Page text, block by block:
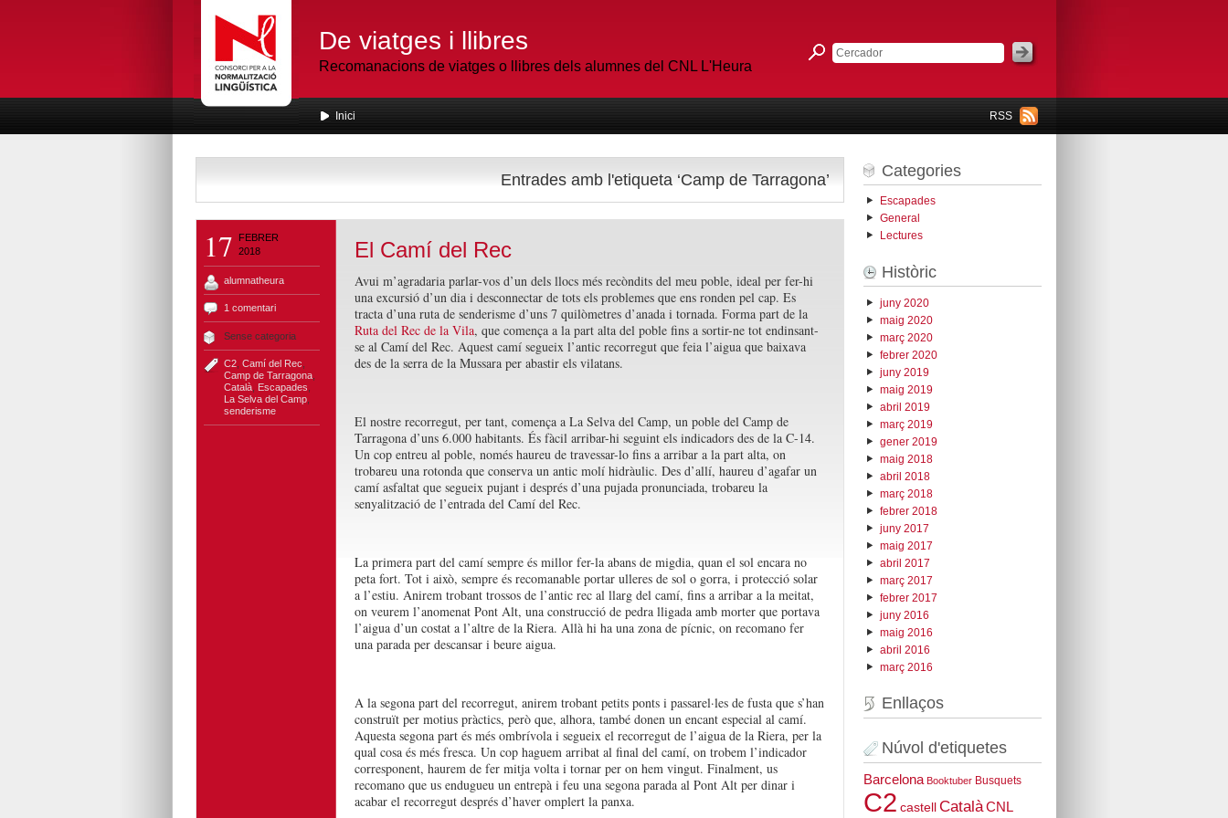
De viatges i llibres
Recomanacions de viatges o llibres dels alumnes del CNL L'Heura
RSS
Inici
Entrades amb l'etiqueta ‘Camp de Tarragona’
17
FEBRER
2018
alumnatheura
1 comentari
Sense categoria
C2, Camí del Rec
Camp de Tarragona,
Català, Escapades
La Selva del Camp,
senderisme
El Camí del Rec
Avui m’agradaria parlar-vos d’un dels llocs més recòndits del meu poble, ideal per fer-hi
una excursió d’un dia i desconnectar de tots els problemes que ens ronden pel cap. Es
tracta d’una ruta de senderisme d’uns 7 quilòmetres d’anada i tornada. Forma part de la
Ruta del Rec de la Vila, que comença a la part alta del poble fins a sortir-ne tot endinsant-
se al Camí del Rec. Aquest camí segueix l’antic recorregut que feia l’aigua que baixava
des de la serra de la Mussara per abastir els vilatans.
El nostre recorregut, per tant, comença a La Selva del Camp, un poble del Camp de
Tarragona d’uns 6.000 habitants. És fàcil arribar-hi seguint els indicadors des de la C-14.
Un cop entreu al poble, només haureu de travessar-lo fins a arribar a la part alta, on
trobareu una rotonda que conserva un antic molí hidràulic. Des d’allí, haureu d’agafar un
camí asfaltat que segueix pujant i després d’una pujada pronunciada, trobareu la
senyalització de l’entrada del Camí del Rec.
La primera part del camí sempre és millor fer-la abans de migdia, quan el sol encara no
peta fort. Tot i això, sempre és recomanable portar ulleres de sol o gorra, i protecció solar
a l’estiu. Anirem trobant trossos de l’antic rec al llarg del camí, fins a arribar a la meitat,
on veurem l’anomenat Pont Alt, una construcció de pedra lligada amb morter que portava
l’aigua d’un costat a l’altre de la Riera. Allà hi ha una zona de pícnic, on recomano fer
una parada per descansar i beure aigua.
A la segona part del recorregut, anirem trobant petits ponts i passarel·les de fusta que s’han
construït per motius pràctics, però que, alhora, també donen un encant especial al camí.
Aquesta segona part és més ombrívola i segueix el recorregut de l’aigua de la Riera, per la
qual cosa és més fresca. Un cop haguem arribat al final del camí, on trobem l’indicador
corresponent, haurem de fer mitja volta i tornar per on hem vingut. Finalment, us
recomano que us endugueu un entrepà i feu una segona parada al Pont Alt per dinar i
acabar el recorregut després d’haver omplert la panxa.
Categories
Escapades
General
Lectures
Històric
juny 2020
maig 2020
març 2020
febrer 2020
juny 2019
maig 2019
abril 2019
març 2019
gener 2019
maig 2018
abril 2018
març 2018
febrer 2018
juny 2017
maig 2017
abril 2017
març 2017
febrer 2017
juny 2016
maig 2016
abril 2016
març 2016
Enllaços
Núvol d'etiquetes
Barcelona Booktuber Busquets
C2 castell Català CNL